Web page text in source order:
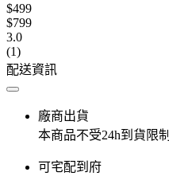
$499
$799
3.0
(1)
配送資訊
廠商出貨
本商品不受24h到貨限制
可宅配到府